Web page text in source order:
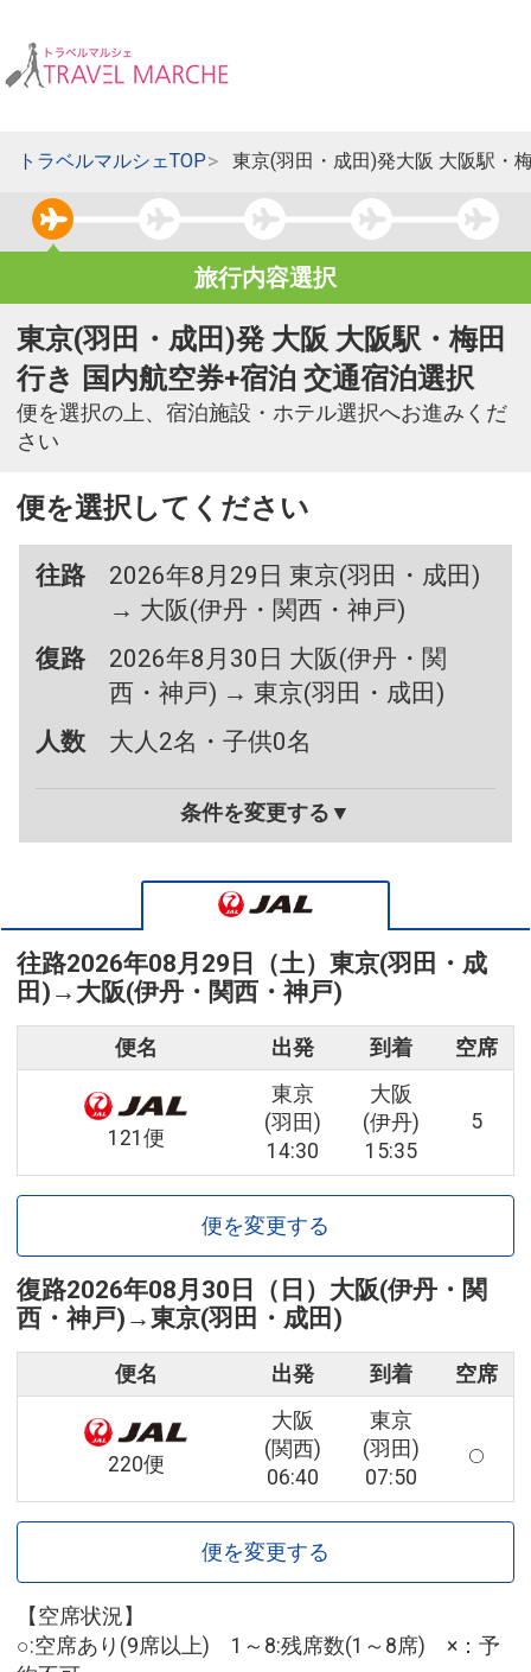
トラベルマルシェTOP 東京(羽田・成田)発大阪 大阪駅・
旅行内容選択
東京(羽田・成田)発 大阪 大阪駅・梅田
行き 国内航空券+宿泊 交通宿泊選択
便を選択の上、宿泊施設・ホテル選択へお進みくだ
さい
便を選択してください
往路
2026年8月29日 東京(羽田・成田)
→ 大阪(伊丹・関西・神戸)
復路
2026年8月30日 大阪(伊丹・関
西・神戸) → 東京(羽田・成田)
人数
大人2名・子供0名
条件を変更する▼
往路2026年08月29日（土） 東京(羽田・成
田) → 大阪(伊丹・関西・神戸)
便名 出発 到着 空席
121便
東京
(羽田)
14:30
大阪
(伊丹)
15:35
5
便を変更する
復路2026年08月30日（日） 大阪(伊丹・関
西・神戸) →東京(羽田・成田)
便名 出発 到着 空席
220便
大阪
(関西)
06:40
東京
(羽田)
07:50
便を変更する
【空席状況】
○:空席あり(9席以上) 1～8:残席数(1～8席) ×：予